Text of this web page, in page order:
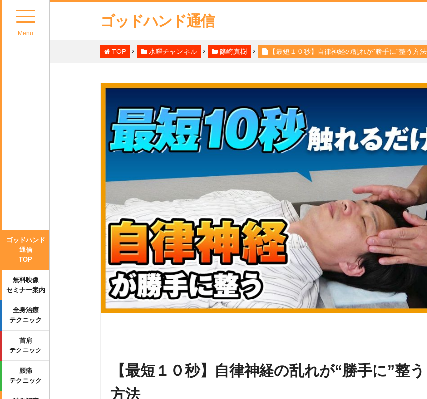
Menu
ゴッドハンド
通信
TOP
無料映像
セミナー案内
全身治療
テクニック
首肩
テクニック
腰痛
テクニック
ゴッドハンド通信
TOP 水曜チャンネル 篠崎真樹 【最短１０秒】自律神経の乱れが“勝手に”整う方法
【最短１０秒】自律神経の乱れが“勝手に”整う
方法